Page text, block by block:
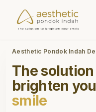
Aesthetic Pondok Indah
The
brighten
smile